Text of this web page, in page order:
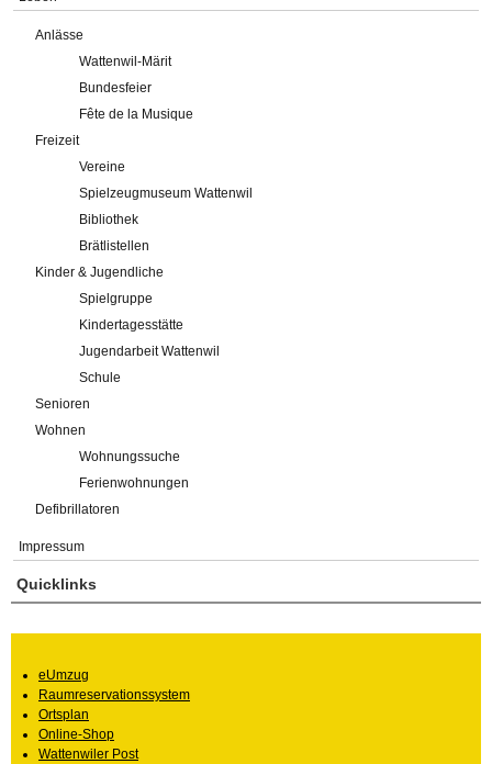
Anlässe
Wattenwil-Märit
Bundesfeier
Fête de la Musique
Freizeit
Vereine
Spielzeugmuseum Wattenwil
Bibliothek
Brätlistellen
Kinder & Jugendliche
Spielgruppe
Kindertagesstätte
Jugendarbeit Wattenwil
Schule
Senioren
Wohnen
Wohnungssuche
Ferienwohnungen
Defibrillatoren
Impressum
Quicklinks
eUmzug
Raumreservationssystem
Ortsplan
Online-Shop
Wattenwiler Post